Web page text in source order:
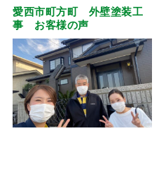
愛西市町方町 外壁塗装工
事 お客様の声